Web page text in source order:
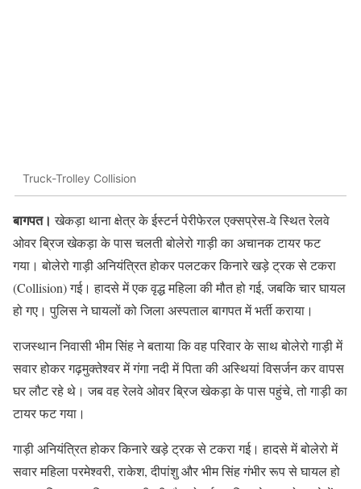
Truck-Trolley Collision
बागपत। खेकड़ा थाना क्षेत्र के ईस्टर्न पेरीफेरल एक्सप्रेस-वे स्थित रेलवे
ओवर ब्रिज खेकड़ा के पास चलती बोलेरो गाड़ी का अचानक टायर फट
गया। बोलेरो गाड़ी अनियंत्रित होकर पलटकर किनारे खड़े ट्रक से टकरा
(Collision) गई। हादसे में एक वृद्ध महिला की मौत हो गई, जबकि चार घायल
हो गए। पुलिस ने घायलों को जिला अस्पताल बागपत में भर्ती कराया।
राजस्थान निवासी भीम सिंह ने बताया कि वह परिवार के साथ बोलेरो गाड़ी में
सवार होकर गढ़मुक्तेश्वर में गंगा नदी में पिता की अस्थियां विसर्जन कर वापस
घर लौट रहे थे। जब वह रेलवे ओवर ब्रिज खेकड़ा के पास पहुंचे, तो गाड़ी का
टायर फट गया।
गाड़ी अनियंत्रित होकर किनारे खड़े ट्रक से टकरा गई। हादसे में बोलेरो में
सवार महिला परमेश्वरी, राकेश, दीपांशु और भीम सिंह गंभीर रूप से घायल हो